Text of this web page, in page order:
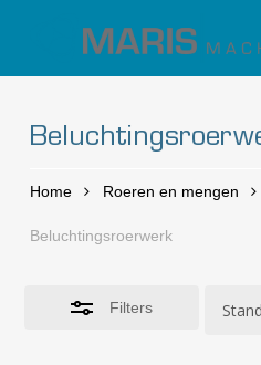
main
Home Roeren en mengen
Beluchtingsroerwerk
Filters